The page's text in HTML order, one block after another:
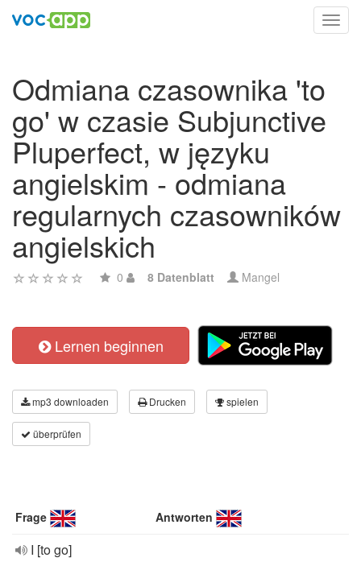
Odmiana czasownika 'to
go' w czasie Subjunctive
Pluperfect, w języku
angielskim - odmiana
regularnych czasowników
angielskich
0 8 Datenblatt Mangel
Lernen beginnen
mp3 downloaden Drucken spielen
überprüfen
Frage Antworten
I [to go]